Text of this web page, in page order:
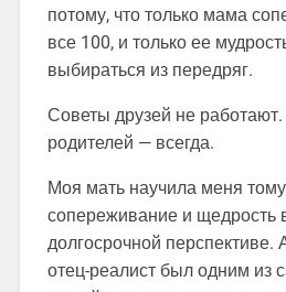
потому, что только мама
все 100, и только ее
выбираться из передряг.
Советы друзей не
родителей — всегда.
Моя мать научила меня
сопереживание и щедрость
долгосрочной перспективе.
отец-реалист был одним из